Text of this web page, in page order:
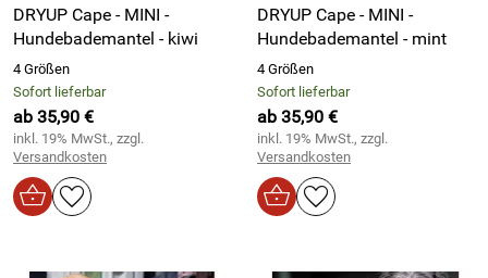
DRYUP Cape - MINI -
Hundebademantel - kiwi
4 Größen
Sofort lieferbar
ab 35,90 €
inkl. 19% MwSt., zzgl.
Versandkosten
DRYUP Cape - MINI -
Hundebademantel - mint
4 Größen
Sofort lieferbar
ab 35,90 €
inkl. 19% MwSt., zzgl.
Versandkosten